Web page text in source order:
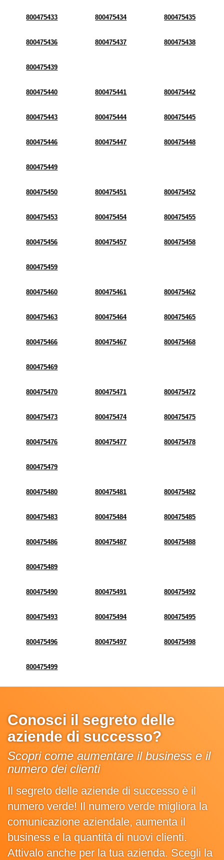
800475433 800475434 800475435
800475436 800475437 800475438
800475439
800475440 800475441 800475442
800475443 800475444 800475445
800475446 800475447 800475448
800475449
800475450 800475451 800475452
800475453 800475454 800475455
800475456 800475457 800475458
800475459
800475460 800475461 800475462
800475463 800475464 800475465
800475466 800475467 800475468
800475469
800475470 800475471 800475472
800475473 800475474 800475475
800475476 800475477 800475478
800475479
800475480 800475481 800475482
800475483 800475484 800475485
800475486 800475487 800475488
800475489
800475490 800475491 800475492
800475493 800475494 800475495
800475496 800475497 800475498
800475499
Conosci il segreto delle
aziende di successo?
Scopri come aumentare il business e il
numero dei clienti
Il segreto delle aziende di successo è il
numero verde! Il numero verde migliora la
comunicazione aziendale, aumenta il
business e la quantità di nuovi clienti.
Attivalo anche per la tua azienda. Scegli la